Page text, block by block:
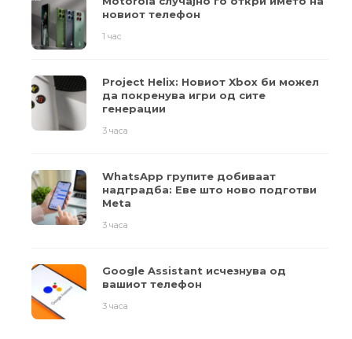
новиот телефон
1 час
Project Helix: Новиот Xbox би можел
да покренува игри од сите
генерации
3 часа
WhatsApp групите добиваат
надградба: Еве што ново подготви
Meta
3 часа
Google Assistant исчезнува од
вашиот телефон
3 часа